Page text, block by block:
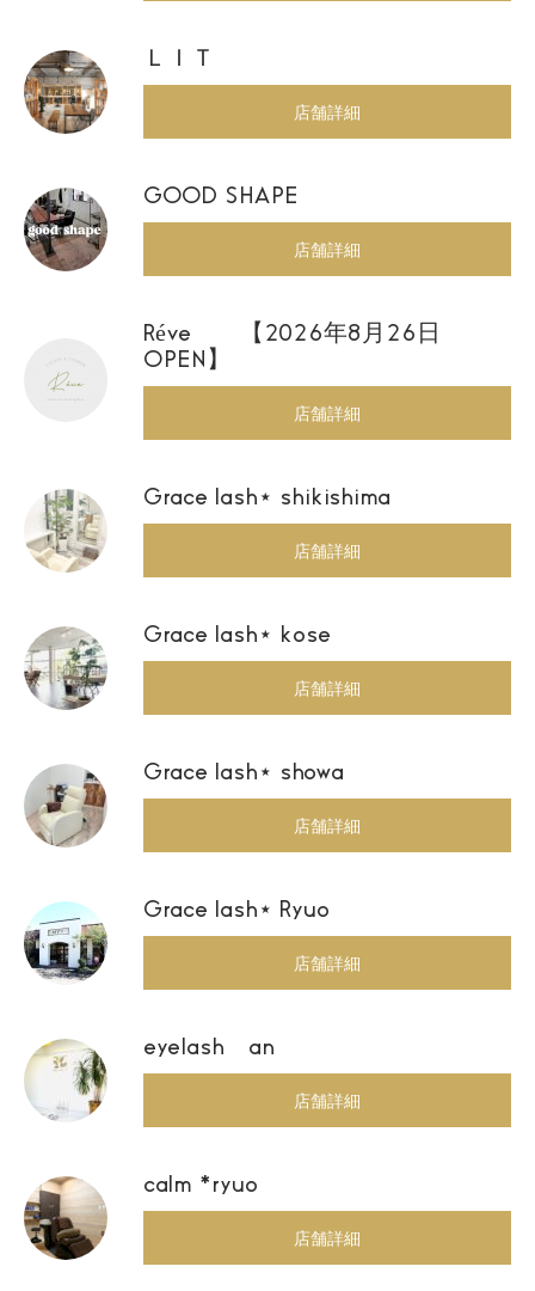
ＬＩＴ
店舗詳細
GOOD SHAPE
店舗詳細
Réve 【2026年8月26日
OPEN】
店舗詳細
Grace lash⋆ shikishima
店舗詳細
Grace lash⋆ kose
店舗詳細
Grace lash⋆ showa
店舗詳細
Grace lash⋆ Ryuo
店舗詳細
eyelash an
店舗詳細
calm *ryuo
店舗詳細